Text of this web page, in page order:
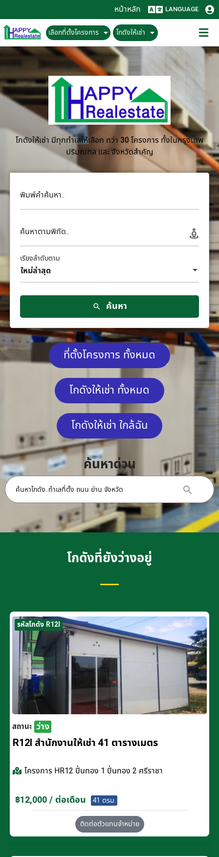
หน้าหลัก LANGUAGE
เลือกที่ตั้งโครงการ โกดังให้เช่า
โกดังให้เช่า มีทุกทำเลให้เลือก กว่า 30 โครงการ ทั้งในกรุงเทพ
ปริมณฑล และ จังหวัดสำคัญ
พิมพ์คำค้นหา..
ค้นหาตามพิกัด..
ใหม่ล่าสุด
เรียงลำดับตาม
ค้นหา
ที่ตั้งโครงการ ทั้งหมด
โกดังให้เช่า ทั้งหมด
โกดังให้เช่า ใกล้ฉัน
ค้นหาด่วน
โกดังที่ยังว่างอยู่
รหัสโกดัง R12I
สถานะ ว่าง
R12I สำนักงานให้เช่า 41 ตารางเมตร
โครงการ HR12 ปิ่นทอง 1 ปิ่นทอง 2 ศรีราชา
฿12,000 / ต่อเดือน 41 ตรม.
ติดต่อตัวแทนจำหน่าย